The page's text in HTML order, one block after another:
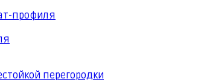
профиля
перегородки